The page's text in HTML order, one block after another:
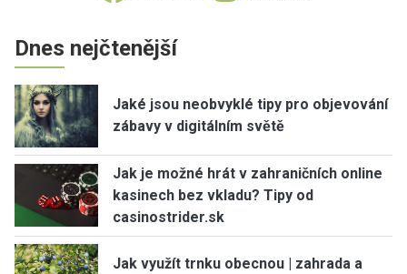
Dnes nejčtenější
Jaké jsou neobvyklé tipy pro objevování
zábavy v digitálním světě
Jak je možné hrát v zahraničních online
kasinech bez vkladu? Tipy od
casinostrider.sk
Jak využít trnku obecnou | zahrada a